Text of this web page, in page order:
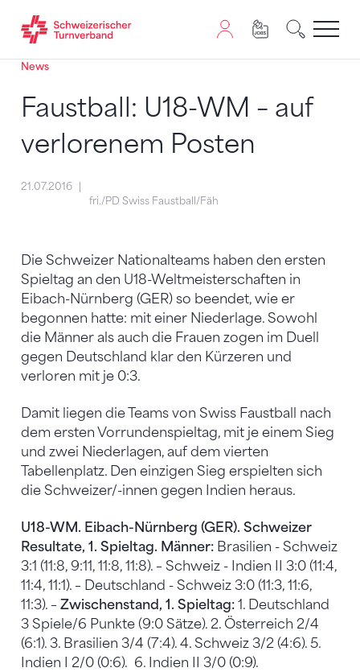
Zum Inhalt springen
Zur Sitemap navigieren
Zum Navigieren dieser Seite wird JavaScript benötigt.
News
Faustball: U18-WM – auf
verlorenem Posten
21.07.2016
fri./PD Swiss Faustball/Fäh
Die Schweizer Nationalteams haben den ersten
Spieltag an den U18-Weltmeisterschaften in
Eibach-Nürnberg (GER) so beendet, wie er
begonnen hatte: mit einer Niederlage. Sowohl
die Männer als auch die Frauen zogen im Duell
gegen Deutschland klar den Kürzeren und
verloren mit je 0:3.
Damit liegen die Teams von Swiss Faustball nach
dem ersten Vorrundenspieltag, mit je einem Sieg
und zwei Niederlagen, auf dem vierten
Tabellenplatz. Den einzigen Sieg erspielten sich
die Schweizer/-innen gegen Indien heraus.
U18-WM. Eibach-Nürnberg (GER). Schweizer
Resultate, 1. Spieltag. Männer: Brasilien - Schweiz
3:1 (11:8, 9:11, 11:8, 11:8). – Schweiz - Indien II 3:0 (11:4,
11:4, 11:1). – Deutschland - Schweiz 3:0 (11:3, 11:6,
11:3). – Zwischenstand, 1. Spieltag: 1. Deutschland
3 Spiele/6 Punkte (9:0 Sätze). 2. Österreich 2/4
(6:1). 3. Brasilien 3/4 (7:4). 4. Schweiz 3/2 (4:6). 5.
Indien I 2/0 (0:6). 6. Indien II 3/0 (0:9).